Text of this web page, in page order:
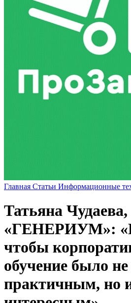
Главная Статьи Информационные
Татьяна Чудаева,
«ГЕНЕРИУМ»:
чтобы
обучение было
практичным, но